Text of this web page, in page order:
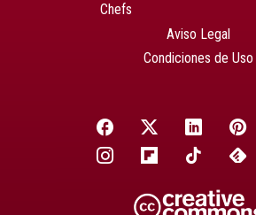
Chefs
Aviso Legal
Condiciones de Uso